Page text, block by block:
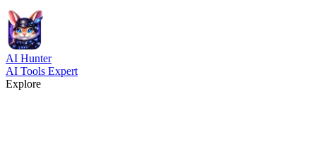
AI Hunter
AI Tools Expert
Explore